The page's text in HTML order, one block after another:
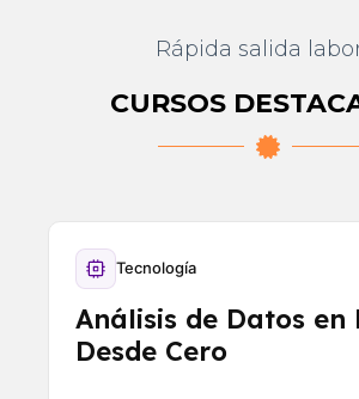
Rápida salida
CURSOS
Tecnología
Análisis de Datos en
Desde Cero